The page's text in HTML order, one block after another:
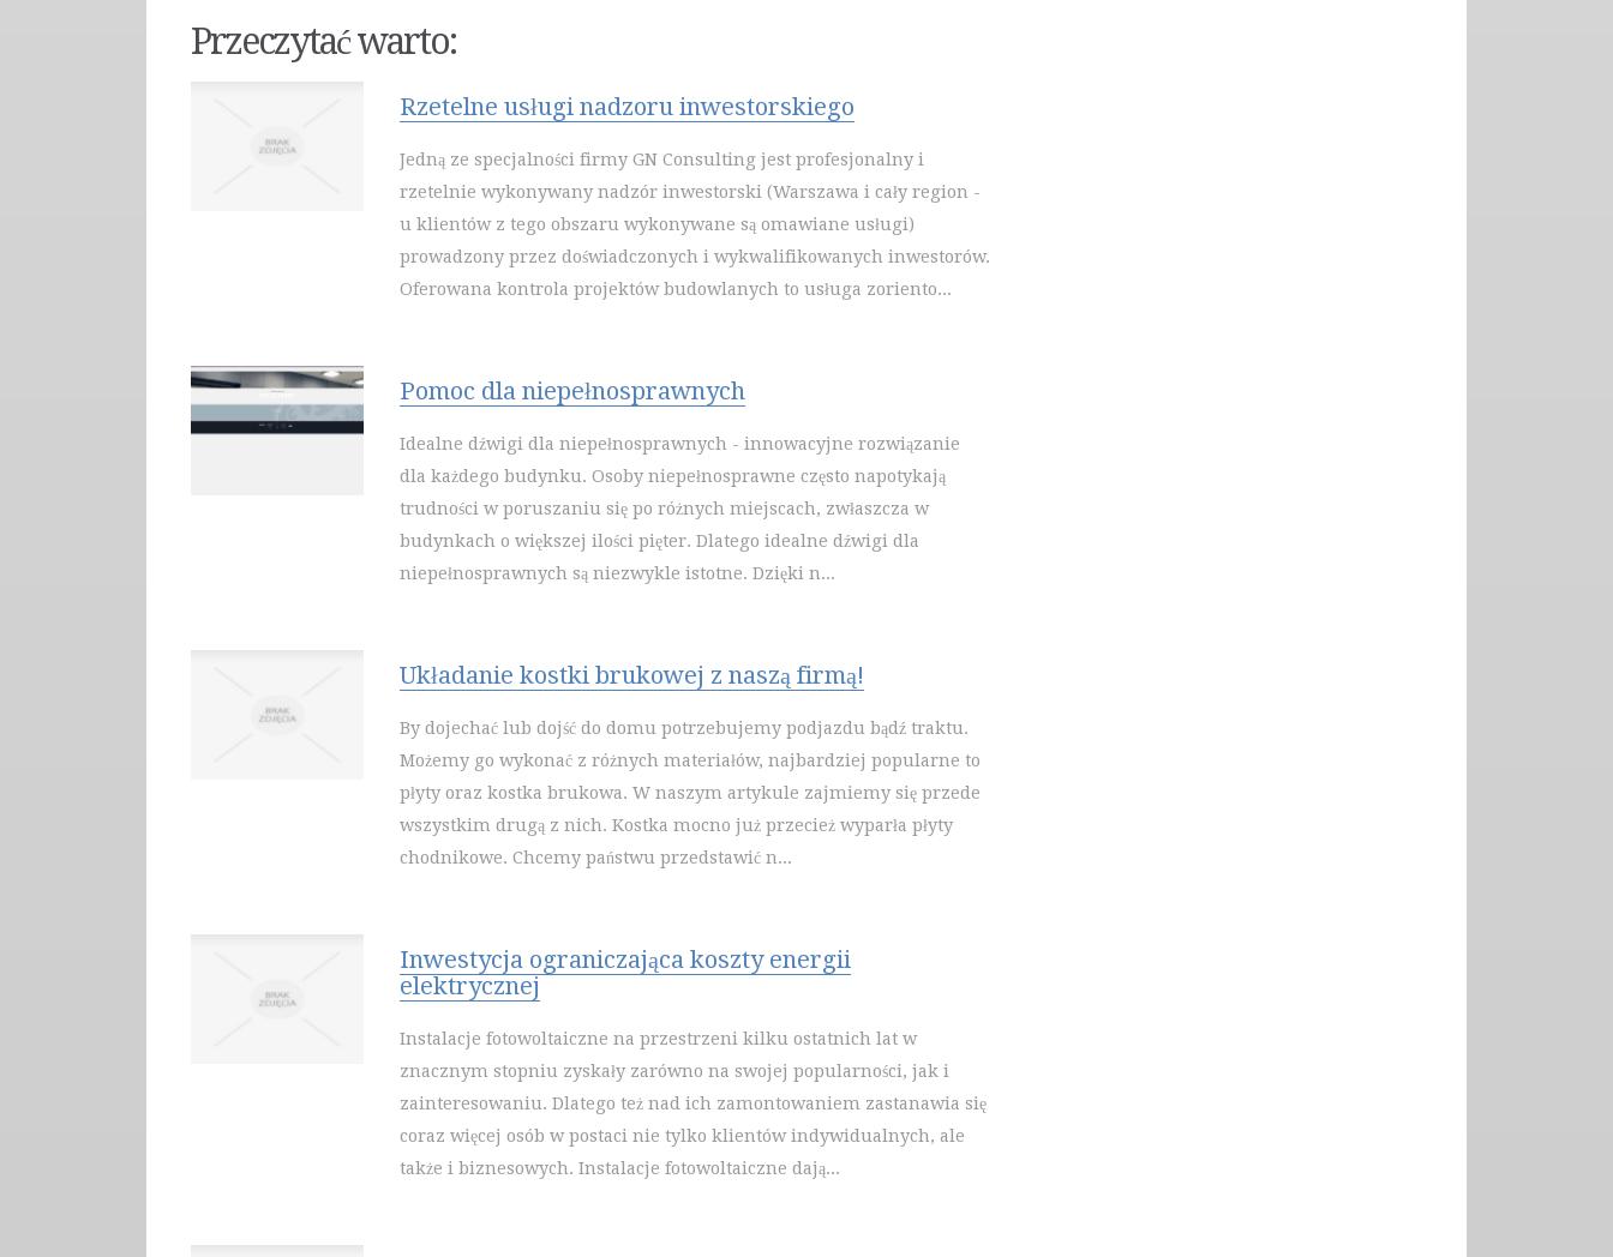
Przeczytać warto:
Rzetelne usługi nadzoru inwestorskiego
Jedną ze specjalności firmy GN Consulting jest profesjonalny i
rzetelnie wykonywany nadzór inwestorski (Warszawa i cały region -
u klientów z tego obszaru wykonywane są omawiane usługi)
prowadzony przez doświadczonych i wykwalifikowanych inwestorów.
Oferowana kontrola projektów budowlanych to usługa zoriento...
Pomoc dla niepełnosprawnych
Idealne dźwigi dla niepełnosprawnych - innowacyjne rozwiązanie
dla każdego budynku. Osoby niepełnosprawne często napotykają
trudności w poruszaniu się po różnych miejscach, zwłaszcza w
budynkach o większej ilości pięter. Dlatego idealne dźwigi dla
niepełnosprawnych są niezwykle istotne. Dzięki n...
Układanie kostki brukowej z naszą firmą!
By dojechać lub dojść do domu potrzebujemy podjazdu bądź traktu.
Możemy go wykonać z różnych materiałów, najbardziej popularne to
płyty oraz kostka brukowa. W naszym artykule zajmiemy się przede
wszystkim drugą z nich. Kostka mocno już przecież wyparła płyty
chodnikowe. Chcemy państwu przedstawić n...
Inwestycja ograniczająca koszty energii
elektrycznej
Instalacje fotowoltaiczne na przestrzeni kilku ostatnich lat w
znacznym stopniu zyskały zarówno na swojej popularności, jak i
zainteresowaniu. Dlatego też nad ich zamontowaniem zastanawia się
coraz więcej osób w postaci nie tylko klientów indywidualnych, ale
także i biznesowych. Instalacje fotowoltaiczne dają...